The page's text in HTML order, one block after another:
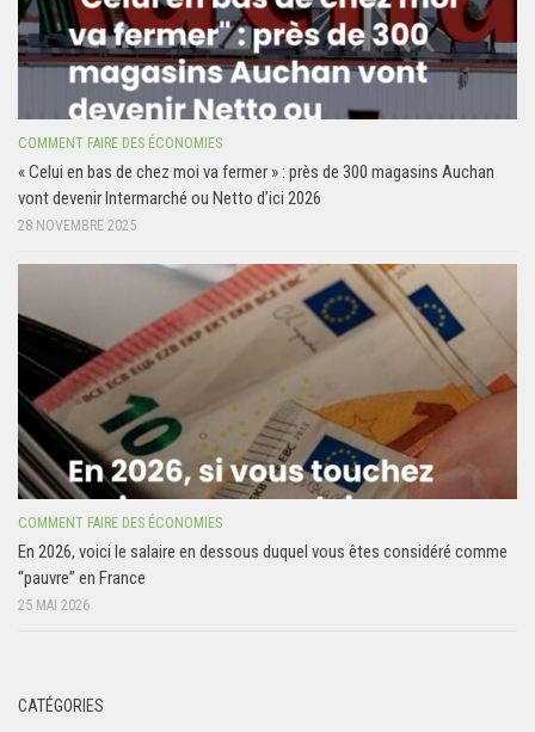
COMMENT FAIRE DES ÉCONOMIES
« Celui en bas de chez moi va fermer » : près de 300 magasins Auchan
vont devenir Intermarché ou Netto d’ici 2026
28 NOVEMBRE 2025
COMMENT FAIRE DES ÉCONOMIES
En 2026, voici le salaire en dessous duquel vous êtes considéré comme
“pauvre” en France
25 MAI 2026
CATÉGORIES